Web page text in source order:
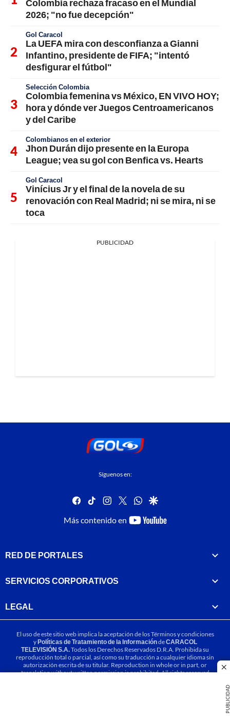
PUBLICIDAD
Colombia rechaza fracaso en el Mundial
2026; "no fue decepción"
Gol Caracol
La UEFA mira con desconfianza a Gianni
Infantino, presidente de FIFA; "intentó
desfigurar el fútbol"
Selección Colombia
Colombia femenina vs México, EN VIVO HOY;
hora y dónde ver Juegos Centroamericanos
y del Caribe
Colombianos en el exterior
Jhon Durán dijo presente en la Europa
League; vea su gol con Benfica vs. Hearts
Gol Caracol
Vinícius Jr y el final de la novela de su
renovación con Real Madrid; ni se mira, ni se
toca
PUBLICIDAD
Síguenos en:
facebook
tiktok instagram
twitterwhatsapp
google
Más contenido en
youtube-
RED DE PORTALES
SERVICIOS CORPORATIVOS
LEGAL
El uso de este sitio web implica la aceptación de losTérminos y condiciones
yPolíticas de Tratamiento de la InformacióndeCARACOL
TELEVISIÓN S.A.Todos los Derechos Reservados D.R.A. Prohibida su
reproducción total o parcial, así como su traducción a cualquier idioma sin
autorización escrita de su titular. Reproduction in whole or in part, or
translation without written permission is prohibited. All rights reserved